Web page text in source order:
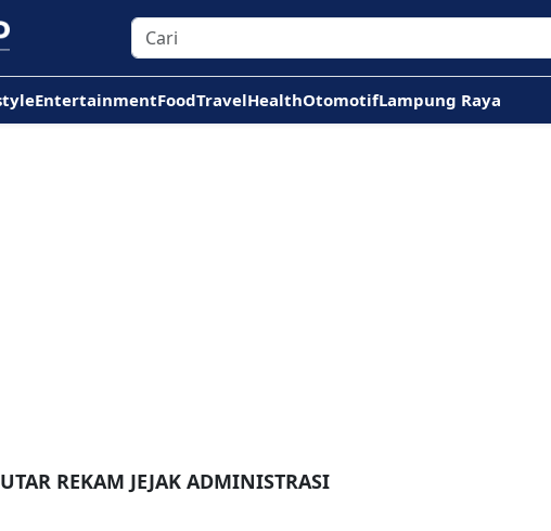
EntertainmentFoodTravelHealthOtomotifLampung Raya
REKAM JEJAK ADMINISTRASI